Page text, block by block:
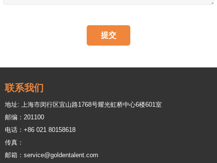
提交
联系我们
地址: 上海市闵行区宜山路1768号耀光虹桥中心6楼601室
邮编：201100
电话：+86 021 80158618
传真：
邮箱：service@goldentalent.com